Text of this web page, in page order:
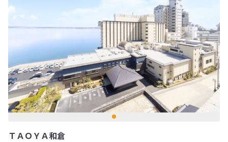
ＴＡＯＹＡ和倉